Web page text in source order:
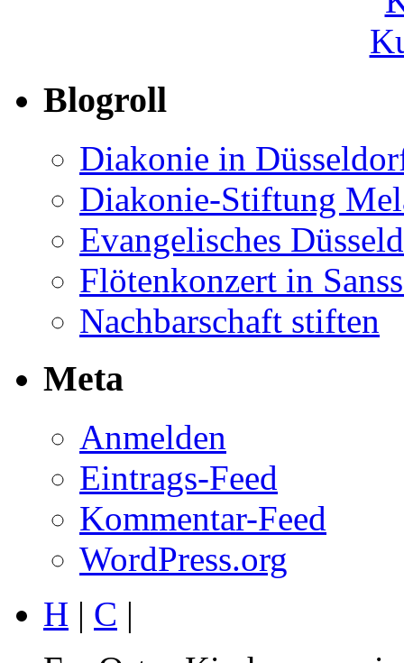
Blogroll
Diakonie in
Diakonie-Stiftung
Evangelisches
Flötenkonzert in
Nachbarschaft stiften
Meta
Anmelden
Eintrags-Feed
Kommentar-Feed
WordPress.org
H | C |